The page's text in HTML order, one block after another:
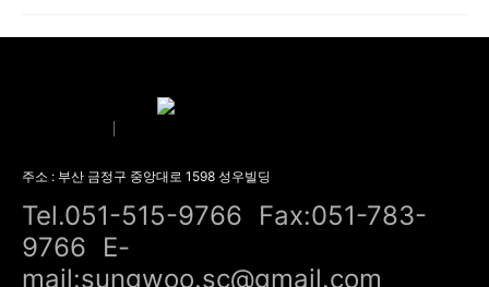
주소 : 부산 금정구 중앙대로 1598 성우빌딩
Tel.051-515-9766
Fax:051-783-
9766
E-
mail:sungwoo.sc@gmail.com